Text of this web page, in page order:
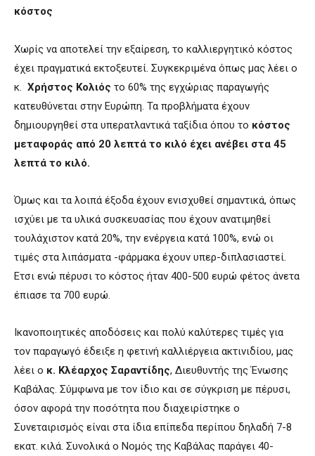
κόστος
Χωρίς να αποτελεί την εξαίρεση, το καλλιεργητικό κόστος
έχει πραγματικά εκτοξευτεί. Συγκεκριμένα όπως μας λέει ο
κ. Χρήστος Κολιός το 60% της εγχώριας παραγωγής
κατευθύνεται στην Ευρώπη. Τα προβλήματα έχουν
δημιουργηθεί στα υπερατλαντικά ταξίδια όπου το κόστος
μεταφοράς από 20 λεπτά το κιλό έχει ανέβει στα 45
λεπτά το κιλό.
Όμως και τα λοιπά έξοδα έχουν ενισχυθεί σημαντικά, όπως
ισχύει με τα υλικά συσκευασίας που έχουν ανατιμηθεί
τουλάχιστον κατά 20%, την ενέργεια κατά 100%, ενώ οι
τιμές στα λιπάσματα -φάρμακα έχουν υπερ-διπλασιαστεί.
Ετσι ενώ πέρυσι το κόστος ήταν 400-500 ευρώ φέτος άνετα
έπιασε τα 700 ευρώ.
Ικανοποιητικές αποδόσεις και πολύ καλύτερες τιμές για
τον παραγωγό έδειξε η φετινή καλλιέργεια ακτινιδίου, μας
λέει ο κ. Κλέαρχος Σαραντίδης, Διευθυντής της Ένωσης
Καβάλας. Σύμφωνα με τον ίδιο και σε σύγκριση με πέρυσι,
όσον αφορά την ποσότητα που διαχειρίστηκε ο
Συνεταιρισμός είναι στα ίδια επίπεδα περίπου δηλαδή 7-8
εκατ. κιλά. Συνολικά ο Νομός της Καβάλας παράγει 40-